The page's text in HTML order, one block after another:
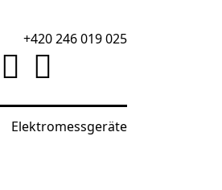
+420 246 019 025
Elektromessgeräte